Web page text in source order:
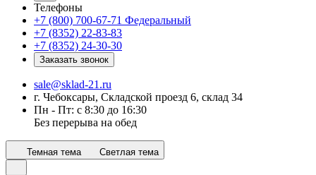
Телефоны
+7 (800) 700-67-71 Федеральный
+7 (8352) 22-83-83
+7 (8352) 24-30-30
Заказать звонок
sale@sklad-21.ru
г. Чебоксары, Складской проезд 6, склад 34
Пн - Пт: с 8:30 до 16:30
Без перерыва на обед
Темная тема Светлая тема